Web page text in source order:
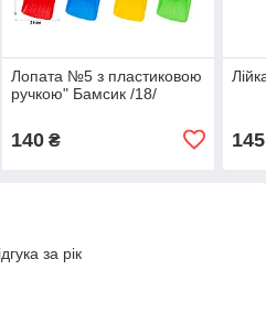
Лопата №5 з пластиковою
ручкою" Бамсик /18/
140₴ 145
за рік